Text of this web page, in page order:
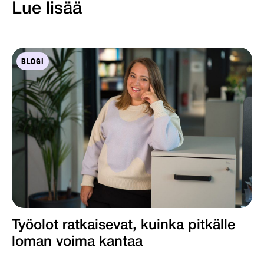
Lue lisää
BLOGI
Työolot ratkaisevat, kuinka pitkälle
loman voima kantaa